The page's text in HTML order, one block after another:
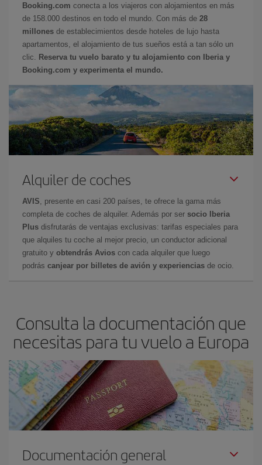
Booking.com conecta a los viajeros con alojamientos en más
de 158.000 destinos en todo el mundo. Con más de 28
millones de establecimientos desde hoteles de lujo hasta
apartamentos, el alojamiento de tus sueños está a tan sólo un
clic.
Reserva tu vuelo barato y tu alojamiento con Iberia y
Booking.com y experimenta el mundo.
Alquiler de coches
AVIS , presente en casi 200 países, te ofrece la gama más
completa de coches de alquiler. Además por ser socio Iberia
Plus disfrutarás de ventajas exclusivas: tarifas especiales para
que alquiles tu coche al mejor precio, un conductor adicional
gratuito y obtendrás Avios con cada alquiler que luego
podrás canjear por billetes de avión y experiencias de ocio.
Consulta la documentación que
necesitas para tu vuelo a Europa
Documentación general